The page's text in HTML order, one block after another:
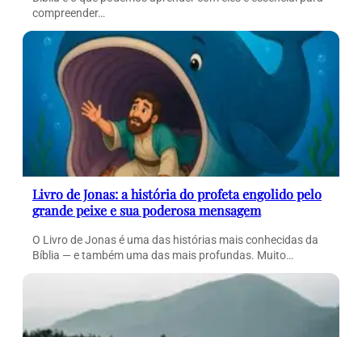
compreender…
Livro de Jonas: a história do profeta engolido pelo
grande peixe e sua poderosa mensagem
O Livro de Jonas é uma das histórias mais conhecidas da
Bíblia — e também uma das mais profundas. Muito…